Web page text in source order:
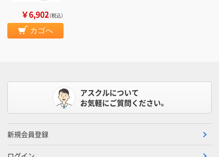
￥6,902（税込）
カゴへ
アスクルについて
お気軽にご質問ください。
新規会員登録